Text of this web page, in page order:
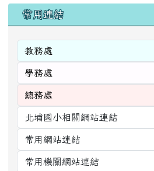
右邊區域內容
常用連結